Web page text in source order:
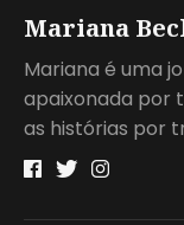
Mariana
Mariana é uma
apaixonada por
as histórias por